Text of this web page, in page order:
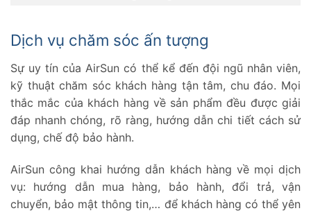
Dịch vụ chăm sóc ấn tượng
Sự uy tín của AirSun có thể kể đến đội ngũ nhân viên,
kỹ thuật chăm sóc khách hàng tận tâm, chu đáo. Mọi
thắc mắc của khách hàng về sản phẩm đều được giải
đáp nhanh chóng, rõ ràng, hướng dẫn chi tiết cách sử
dụng, chế độ bảo hành.
AirSun công khai hướng dẫn khách hàng về mọi dịch
vụ: hướng dẫn mua hàng, bảo hành, đổi trả, vận
chuyển, bảo mật thông tin,… để khách hàng có thể yên